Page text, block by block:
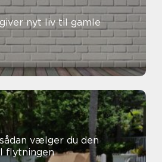
nyt liv til gamle
vælger du den
flytningen